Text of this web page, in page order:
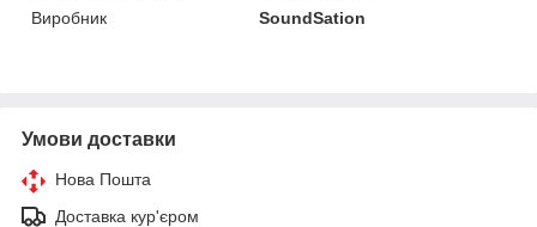
Виробник
SoundSation
Умови доставки
Нова Пошта
Доставка кур'єром